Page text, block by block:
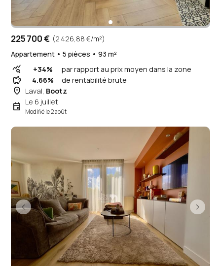
225 700 € (2 426,88 €/m²)
Appartement • 5 pièces • 93 m²
query_stats +34% par rapport au prix moyen dans la zone
savings 4.66% de rentabilité brute
place Laval, Bootz
event Le 6 juillet
Modifié le 2 août